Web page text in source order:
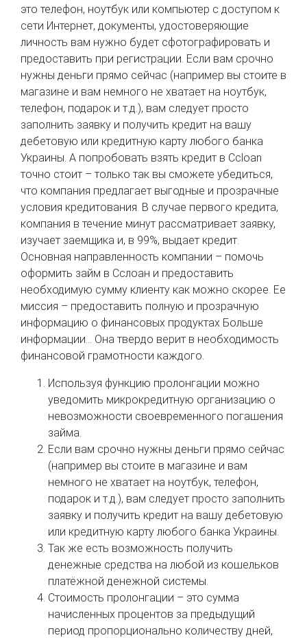
это телефон, ноутбук или компьютер с доступом к
сети Интернет, документы, удостоверяющие
личность вам нужно будет сфотографировать и
предоставить при регистрации. Если вам срочно
нужны деньги прямо сейчас (например вы стоите в
магазине и вам немного не хватает на ноутбук,
телефон, подарок и т.д.), вам следует просто
заполнить заявку и получить кредит на вашу
дебетовую или кредитную карту любого банка
Украины. А попробовать взять кредит в Ccloan
точно стоит – только так вы сможете убедиться,
что компания предлагает выгодные и прозрачные
условия кредитования. В случае первого кредита,
компания в течение минут рассматривает заявку,
изучает заемщика и, в 99%, выдает кредит.
Основная направленность компании – помочь
оформить займ в Сслоан и предоставить
необходимую сумму клиенту как можно скорее. Ее
миссия – предоставить полную и прозрачную
информацию о финансовых продуктах Больше
информации… Она твердо верит в необходимость
финансовой грамотности каждого.
Используя функцию пролонгации можно
уведомить микрокредитную организацию о
невозможности своевременного погашения
займа.
Если вам срочно нужны деньги прямо сейчас
(например вы стоите в магазине и вам
немного не хватает на ноутбук, телефон,
подарок и т.д.), вам следует просто заполнить
заявку и получить кредит на вашу дебетовую
или кредитную карту любого банка Украины.
Так же есть возможность получить
денежные средства на любой из кошельков
платёжной денежной системы.
Стоимость пролонгации – это сумма
начисленных процентов за предыдущий
период пропорционально количеству дней,